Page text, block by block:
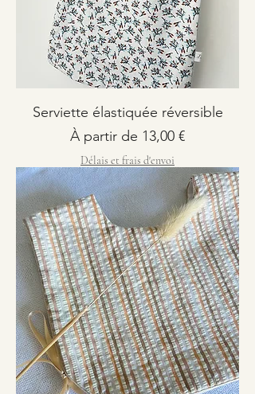
Serviette élastiquée réversible
À partir de 13,00 €
Prix promotionnel
Délais et frais d'envoi